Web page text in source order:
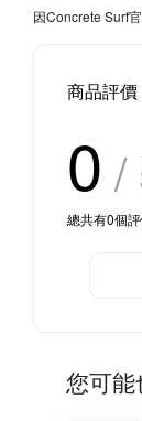
因Concrete Surf
商品評價
0 /
總共有0個
您可能